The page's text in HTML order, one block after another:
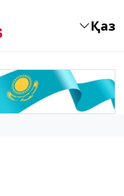
Қаз